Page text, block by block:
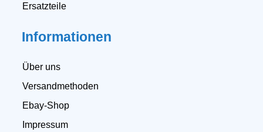
Ersatzteile
Informationen
Über uns
Versandmethoden
Ebay-Shop
Impressum